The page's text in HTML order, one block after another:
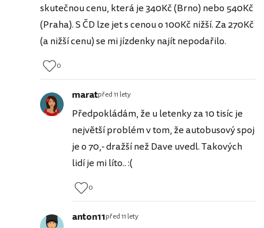
skutečnou cenu, která je 340Kč (Brno) nebo 540Kč
(Praha). S ČD lze jet s cenou o 100Kč nižší. Za 270Kč
(a nižší cenu) se mi jízdenky najít nepodařilo.
0
maratpřed 11 lety
Předpokládám, že u letenky za 10 tisíc je
největší problém v tom, že autobusový spoj
je o 70,- dražší než Dave uvedl. Takových
lidí je mi líto.. :(
0
anton11před 11 lety